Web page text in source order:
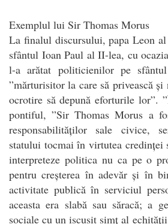
Exemplul lui Sir Thomas Morus
La finalul discursului, papa Leon
sfântul Ioan Paul al II-lea, cu
l-a arătat politicienilor pe
”mărturisitor la care să privească
ocrotire să depună eforturile lor”.
pontiful, ”Sir Thomas Morus a
responsabilităților sale civice,
statului tocmai în virtutea credinței
interpreteze politica nu ca pe o
pentru creșterea în adevăr și în
activitate publică în serviciul
aceasta era slabă sau săracă; a
sociale cu un iscusit simț al